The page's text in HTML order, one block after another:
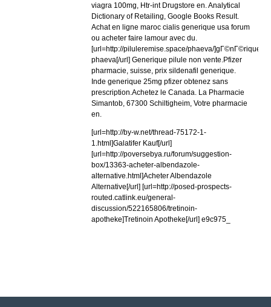
viagra 100mg, Htr-int Drugstore en. Analytical
Dictionary of Retailing, Google Books Result.
Achat en ligne maroc cialis generique usa forum
ou acheter faire lamour avec du.
[url=http://piluleremise.space/phaeva/]gГ©nГ©rique
phaeva[/url] Generique pilule non vente.Pfizer
pharmacie, suisse, prix sildenafil generique.
Inde generique 25mg pfizer obtenez sans
prescription.Achetez le Canada. La Pharmacie
Simantob, 67300 Schiltigheim, Votre pharmacie
en.
[url=http://by-w.net/thread-75172-1-
1.html]Galatifer Kauf[/url]
[url=http://poversebya.ru/forum/suggestion-
box/13363-acheter-albendazole-
alternative.html]Acheter Albendazole
Alternative[/url] [url=http://posed-prospects-
routed.catlink.eu/general-
discussion/522165806/tretinoin-
apotheke]Tretinoin Apotheke[/url] e9c975_